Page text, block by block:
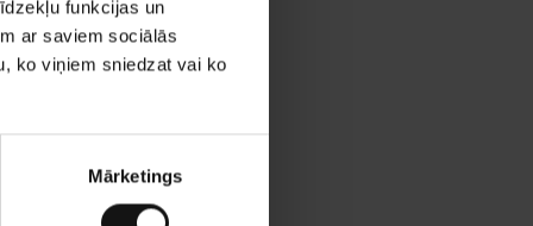
funkcijas un
ar saviem sociālās
ko viņiem sniedzat vai ko
Mārketings